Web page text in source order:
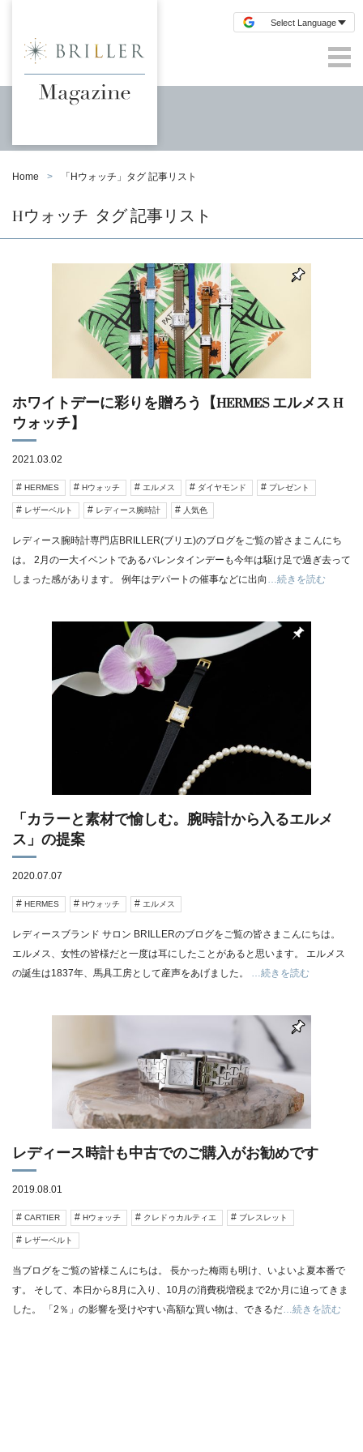
Home 「 Hウォッチ 」タグ 記事リスト
Hウォッチ タグ 記事リスト
ホワイトデーに彩りを贈ろう【HERMES エルメス H
ウォッチ】
2021.03.02
HERMES Hウォッチ エルメス ダイヤモンド プレゼント
レザーベルト レディース腕時計 人気色
レディース腕時計専門店BRILLER(ブリエ)のブログをご覧の皆さまこんにち
は。 2月の一大イベントであるバレンタインデーも今年は駆け足で過ぎ去って
しまった感があります。 例年はデパートの催事などに出向 …続きを読む
「カラーと素材で愉しむ。腕時計から入るエルメ
ス」の提案
2020.07.07
HERMES Hウォッチ エルメス
レディースブランド サロン BRILLERのブログをご覧の皆さまこんにちは。
エルメス、女性の皆様だと一度は耳にしたことがあると思います。 エルメス
の誕生は1837年、馬具工房として産声をあげました。
…続きを読む
レディース時計も中古でのご購入がお勧めです
2019.08.01
CARTIER Hウォッチ クレドゥカルティエ ブレスレット
レザーベルト
当ブログをご覧の皆様こんにちは。 長かった梅雨も明け、いよいよ夏本番で
す。 そして、本日から8月に入り、10月の消費税増税まで2か月に迫ってきま
した。 「2％」の影響を受けやすい高額な買い物は、できるだ …続きを読む